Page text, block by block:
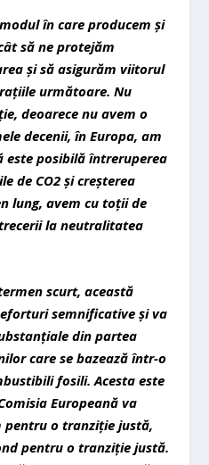
în care producemși
ât să ne protejăm
și să asigurăm viitorul
țiile următoare. Nu
ie, deoarece nu avem o
decenii,în Europa, am
este posibilă întreruperea
de CO2 și creșterea
lung, avem cu toții de
la neutralitatea
scurt, această
eforturi semnificativeși va
țiale din partea
care se bazează într-o
fosili. Acesta este
Europeană va
pentru o tranziție justă,
pentru o tranziție justă.